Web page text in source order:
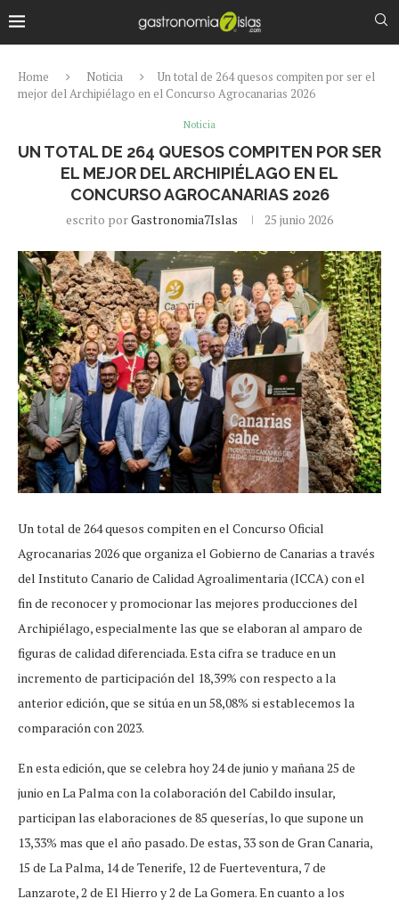
Home Noticia
Un total de 264 quesos compiten por ser el
mejor del Archipiélago en el Concurso Agrocanarias 2026
Noticia
UN TOTAL DE 264 QUESOS COMPITEN POR SER
EL MEJOR DEL ARCHIPIÉLAGO EN EL
CONCURSO AGROCANARIAS 2026
escrito porGastronomia7Islas 25 junio 2026
Un total de 264 quesos compiten en el Concurso Oficial
Agrocanarias 2026 que organiza el Gobierno de Canarias a través
del Instituto Canario de Calidad Agroalimentaria (ICCA) con el
fin de reconocer y promocionar las mejores producciones del
Archipiélago, especialmente las que se elaboran al amparo de
figuras de calidad diferenciada. Esta cifra se traduce en un
incremento de participación del 18,39% con respecto a la
anterior edición, que se sitúa en un 58,08% si establecemos la
comparación con 2023.
En esta edición, que se celebra hoy 24 de junio y mañana 25 de
junio en La Palma con la colaboración del Cabildo insular,
participan las elaboraciones de 85 queserías, lo que supone un
13,33% mas que el año pasado. De estas, 33 son de Gran Canaria,
15 de La Palma, 14 de Tenerife, 12 de Fuerteventura, 7 de
Lanzarote, 2 de El Hierro y 2 de La Gomera. En cuanto a los